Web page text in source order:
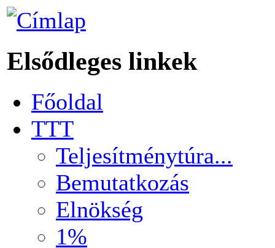
Elsődleges linkek
Főoldal
TTT
Teljesítménytúra...
Bemutatkozás
Elnökség
1%